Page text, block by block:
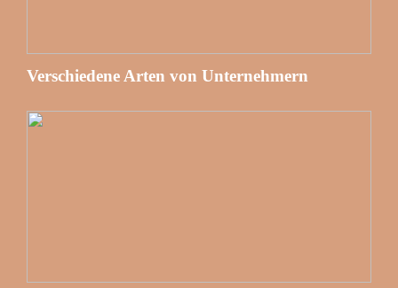
Verschiedene Arten von Unternehmern